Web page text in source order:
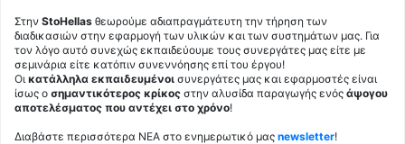
Στην StoHellas θεωρούμε αδιαπραγμάτευτη την τήρηση των
διαδικασιών στην εφαρμογή των υλικών και των συστημάτων μας. Για
τον λόγο αυτό συνεχώς εκπαιδεύουμε τους συνεργάτες μας είτε με
σεμινάρια είτε κατόπιν συνεννόησης επί του έργου!
Οι κατάλληλα εκπαιδευμένοι συνεργάτες μας και εφαρμοστές είναι
ίσως ο σημαντικότερος κρίκος στην αλυσίδα παραγωγής ενός άψογου
αποτελέσματος που αντέχει στο χρόνο!
Διαβάστε περισσότερα ΝEA στο ενημερωτικό μας newsletter!